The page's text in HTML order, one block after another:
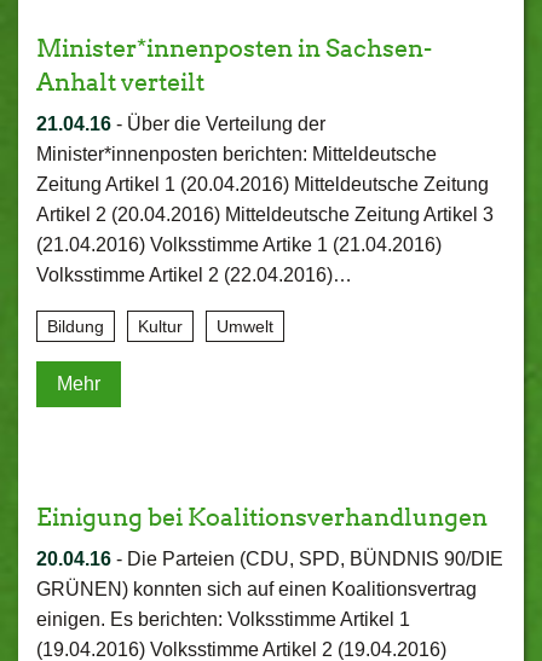
Minister*innenposten in Sachsen-
Anhalt verteilt
21.04.16 - Über die Verteilung der
Minister*innenposten berichten: Mitteldeutsche
Zeitung Artikel 1 (20.04.2016) Mitteldeutsche Zeitung
Artikel 2 (20.04.2016) Mitteldeutsche Zeitung Artikel 3
(21.04.2016) Volksstimme Artike 1 (21.04.2016)
Volksstimme Artikel 2 (22.04.2016)…
Bildung Kultur Umwelt
Mehr
Einigung bei Koalitionsverhandlungen
20.04.16 - Die Parteien (CDU, SPD, BÜNDNIS 90/DIE
GRÜNEN) konnten sich auf einen Koalitionsvertrag
einigen. Es berichten: Volksstimme Artikel 1
(19.04.2016) Volksstimme Artikel 2 (19.04.2016)